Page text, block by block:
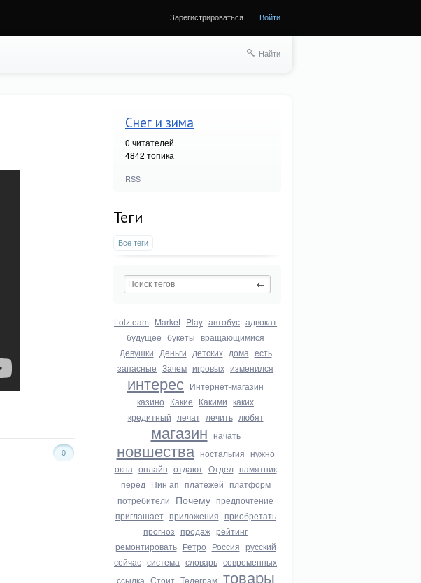
Зарегистрироваться Войти
Найти
Снег и зима
0 читателей
4842 топика
RSS
Теги
Все теги
Lolzteam Market Play автобус адвокат
будущее букеты вращающимися
Девушки Деньги детских дома есть
запасные Зачем игровых изменился
интерес Интернет-магазин
казино Какие Какими каких
кредитный лечат лечить любят
магазин начать
новшества ностальгия нужно
окна онлайн отдают Отдел памятник
перед Пин ап платежей платформ
потребители Почему предпочтение
приглашает приложения приобретать
прогноз продаж рейтинг
ремонтировать Ретро Россия русский
сейчас система словарь современных
ссылка Стоит Телеграм товары
0